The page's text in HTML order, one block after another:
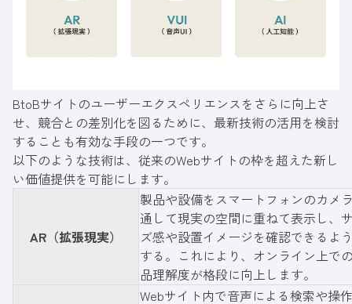
BtoBサイトのユーザーエクスペリエンスをさらに向上さ
せ、競合との差別化を図るために、最新技術の活用を検討
することも有効な手段の一つです。
以下のような技術は、従来のWebサイトの枠を超えた新し
い価値提供を可能にします。
AR（拡張現実）
製品や設備をスマートフォンのカメ
通して現実の空間に重ねて表示し、
ズ感や設置イメージを確認できるよ
する。これにより、オンライン上で
品理解度が格段に向上します。
Webサイト内で音声による検索や操